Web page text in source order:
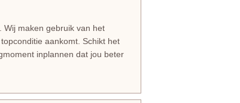
maken gebruik van het
aankomt. Schikt het
inplannen dat jou beter